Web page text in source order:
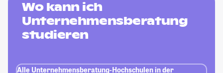
Wo kann ich
Unternehmensberatung
studieren
Alle Unternehmensberatung-Hochschulen in der